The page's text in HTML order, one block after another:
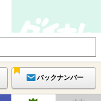
バックナンバー